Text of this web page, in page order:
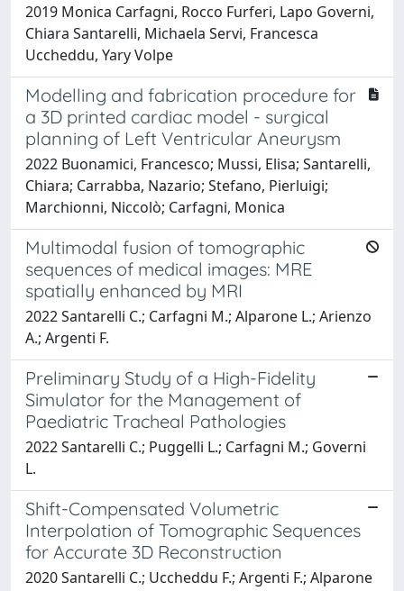
2019 Monica Carfagni, Rocco Furferi, Lapo Governi,
Chiara Santarelli, Michaela Servi, Francesca
Uccheddu, Yary Volpe
Modelling and fabrication procedure for
a 3D printed cardiac model - surgical
planning of Left Ventricular Aneurysm
2022 Buonamici, Francesco; Mussi, Elisa; Santarelli,
Chiara; Carrabba, Nazario; Stefano, Pierluigi;
Marchionni, Niccolò; Carfagni, Monica
Multimodal fusion of tomographic
sequences of medical images: MRE
spatially enhanced by MRI
2022 Santarelli C.; Carfagni M.; Alparone L.; Arienzo
A.; Argenti F.
Preliminary Study of a High-Fidelity
Simulator for the Management of
Paediatric Tracheal Pathologies
2022 Santarelli C.; Puggelli L.; Carfagni M.; Governi
L.
Shift-Compensated Volumetric
Interpolation of Tomographic Sequences
for Accurate 3D Reconstruction
2020 Santarelli C.; Uccheddu F.; Argenti F.; Alparone